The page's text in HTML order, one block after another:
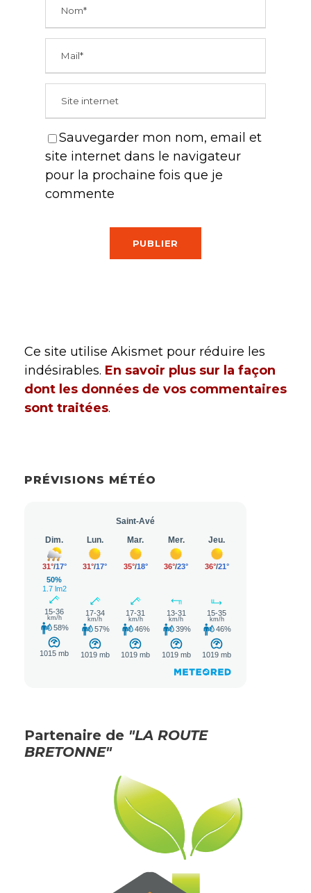
Sauvegarder mon nom, email et
site internet dans le navigateur
pour la prochaine fois que je
commente
Ce site utilise Akismet pour réduire les
indésirables. En savoir plus sur la façon
dont les données de vos commentaires
sont traitées.
PRÉVISIONS MÉTÉO
Partenaire de "LA ROUTE
BRETONNE"